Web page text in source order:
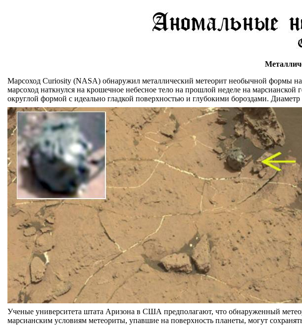
Марсоход Curiosity (NASA) обнаружил металлический метеорит необычной формы
марсоход наткнулся на крошечное небесное тело на прошлой неделе на
округлой формой с идеально гладкой поверхностью и глубокими бороздами.
Ученые университета штата Аризона в США предполагают, что обнаруженный
марсианским условиям метеориты, упавшие на поверхность планеты, могут